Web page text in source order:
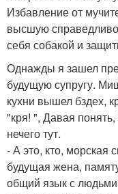
Избавление от
высшую
себя собакой и
Однажды я зашел
будущую супругу.
кухни вышел бздех,
"кря! ", Давая понять,
нечего тут.
- А это, кто, морская
будущая жена,
общий язык с людьми